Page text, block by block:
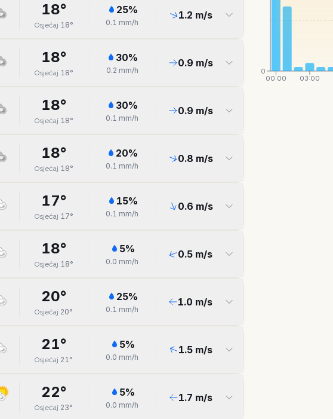
18°
Osjećaj 18°
25%
0.1 mm/h
1.2 m/s
18°
Osjećaj 18°
30%
0.2 mm/h
0.9 m/s
18°
Osjećaj 18°
30%
0.1 mm/h
0.9 m/s
18°
Osjećaj 18°
20%
0.1 mm/h
0.8 m/s
17°
Osjećaj 17°
15%
0.1 mm/h
0.6 m/s
18°
Osjećaj 18°
5%
0.0 mm/h
0.5 m/s
20°
Osjećaj 20°
25%
0.1 mm/h
1.0 m/s
21°
Osjećaj 21°
5%
0.0 mm/h
1.5m/s
22°
Osjećaj 23°
5%
0.0 mm/h
1.7 m/s
00:00 03:00
0